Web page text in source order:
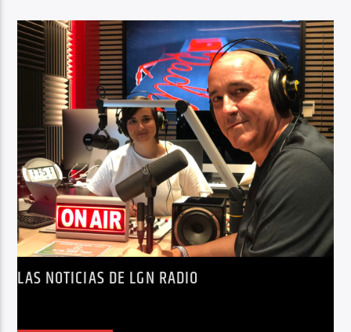
LAS NOTICIAS DE LGN RADIO